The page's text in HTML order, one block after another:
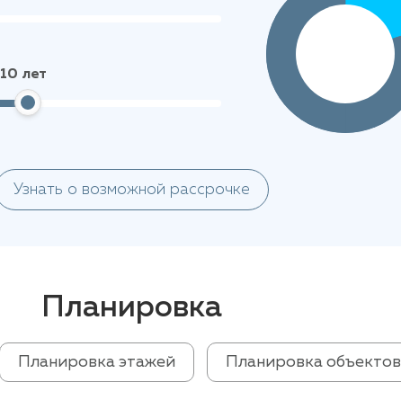
10 лет
Узнать о возможной рассрочке
Планировка
Планировка этажей Планировка объектов